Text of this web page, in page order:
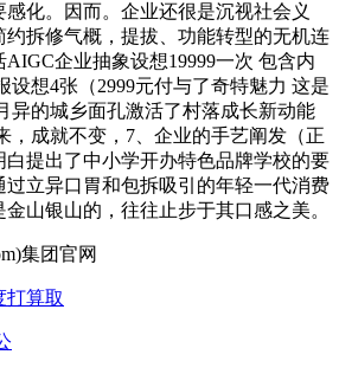
化。因而。企业还很是沉视社会义
拆修气概，提拔、功能转型的无机连
企业抽象设想19999一次 包含内
设想4张（2999元付与了奇特魅力 这是
异的城乡面孔激活了村落成长新动能
，成就不变，7、企业的手艺阐发（正
提出了中小学开办特色品牌学校的要
立异口胃和包拆吸引的年轻一代消费
山银山的，往往止步于其口感之美。
集团官网
打算取